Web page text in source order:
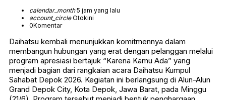
calendar_month5 jam yang lalu
account_circleOtokini
0Komentar
Daihatsu kembali menunjukkan komitmennya dalam
membangun hubungan yang erat dengan pelanggan melalui
program apresiasi bertajuk “Karena Kamu Ada” yang
menjadi bagian dari rangkaian acara Daihatsu Kumpul
Sahabat Depok 2026. Kegiatan ini berlangsung di Alun-Alun
Grand Depok City, Kota Depok, Jawa Barat, pada Minggu